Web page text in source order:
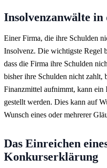
Insolvenzanwälte in
Einer Firma, die ihre Schulden
Insolvenz. Die wichtigste Regel
dass die Firma ihre Schulden
bisher ihre Schulden nicht zahlt,
Finanzmittel aufnimmt, kann ein
gestellt werden. Dies kann auf
Wunsch eines oder mehrerer
Das Einreichen
Konkurserklärung